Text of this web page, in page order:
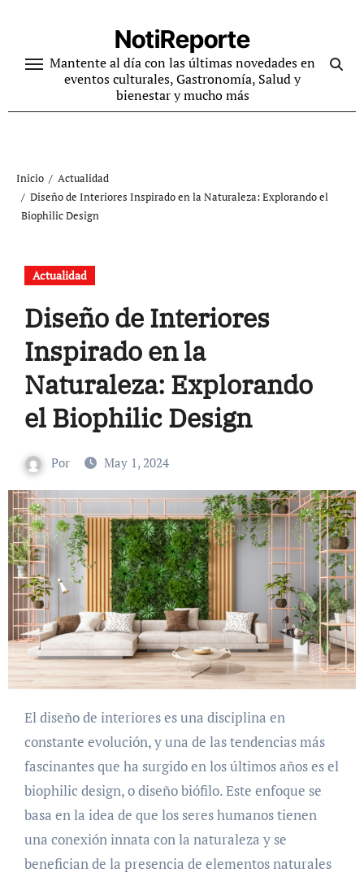
contenido
NotiReporte
Mantente al día con las últimas novedades en
eventos culturales, Gastronomía, Salud y
bienestar y mucho más
Inicio
Actualidad
Diseño de Interiores Inspirado en la Naturaleza: Explorando el
Biophilic Design
Actualidad
Diseño de Interiores
Inspirado en la
Naturaleza: Explorando
el Biophilic Design
Por May 1, 2024
El diseño de interiores es una disciplina en
constante evolución, y una de las tendencias más
fascinantes que ha surgido en los últimos años es el
biophilic design, o diseño biófilo. Este enfoque se
basa en la idea de que los seres humanos tienen
una conexión innata con la naturaleza y se
benefician de la presencia de elementos naturales